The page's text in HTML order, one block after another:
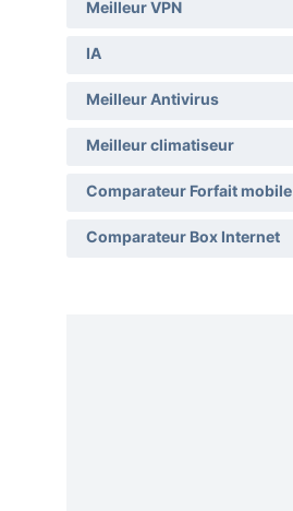
Meilleur VPN
IA
Meilleur Antivirus
Meilleur climatiseur
Comparateur Forfait mobile
Comparateur Box Internet